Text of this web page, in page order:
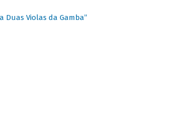
Violas da Gamba”